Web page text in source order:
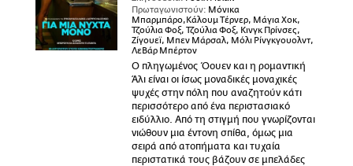
Πρωταγωνιστούν: Μόνικα
Μπαρμπάρο,Κάλουμ Τέρνερ, Μάγια Χοκ,
Τζούλια Φοξ, Τζούλια Φοξ, Κινγκ Πρίνσες,
Ζίγουεϊ, Μπεν Μάρσαλ, Μόλι Ρίνγκγουολντ,
ΛεΒάρ Μπέρτον
Ο πληγωμένος Όουεν και η ρομαντική
Άλι είναι οι ίσως μοναδικές μοναχικές
ψυχές στην πόλη που αναζητούν κάτι
περισσότερο από ένα περιστασιακό
ειδύλλιο. Από τη στιγμή που γνωρίζονται
νιώθουν μια έντονη σπίθα, όμως μια
σειρά από ατοπήματα και τυχαία
περιστατικά τους βάζουν σε μπελάδες